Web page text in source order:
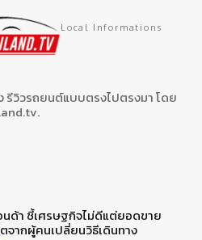
Local Informations
ง รีวิวรถยนต์แบบตรงไปตรงมา โดย
ด้า ชี้เศรษฐกิจไม่ดีแต่ยอดขาย
จากผู้คนเปลี่ยนวิธีเดินทาง